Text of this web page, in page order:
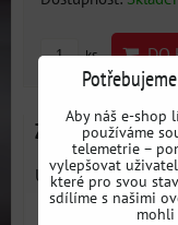
ks DO
Závit pro
Uchycení pásů s
Aby náš e-shop
používáme
telemetrie –
vylepšovat
které pro svou
sdílíme s našimi
mohli